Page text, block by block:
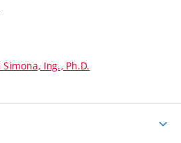
Simona, Ing., Ph.D.